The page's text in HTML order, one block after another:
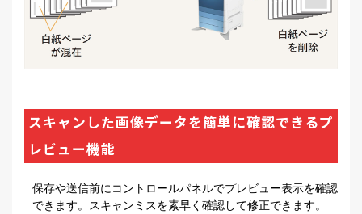
スキャンした画像データを簡単に確認できるプ
レビュー機能
保存や送信前にコントロールパネルでプレビュー表示を確認
できます。スキャンミスを素早く確認して修正できます。